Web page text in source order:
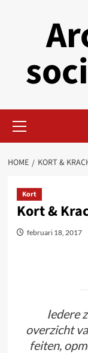
Menu
HOME KORT &
Kort
Kort &
februari 18, 2017
Iedere
overzicht
feiten,